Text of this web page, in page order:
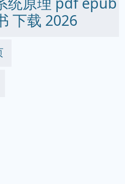
下载 2026